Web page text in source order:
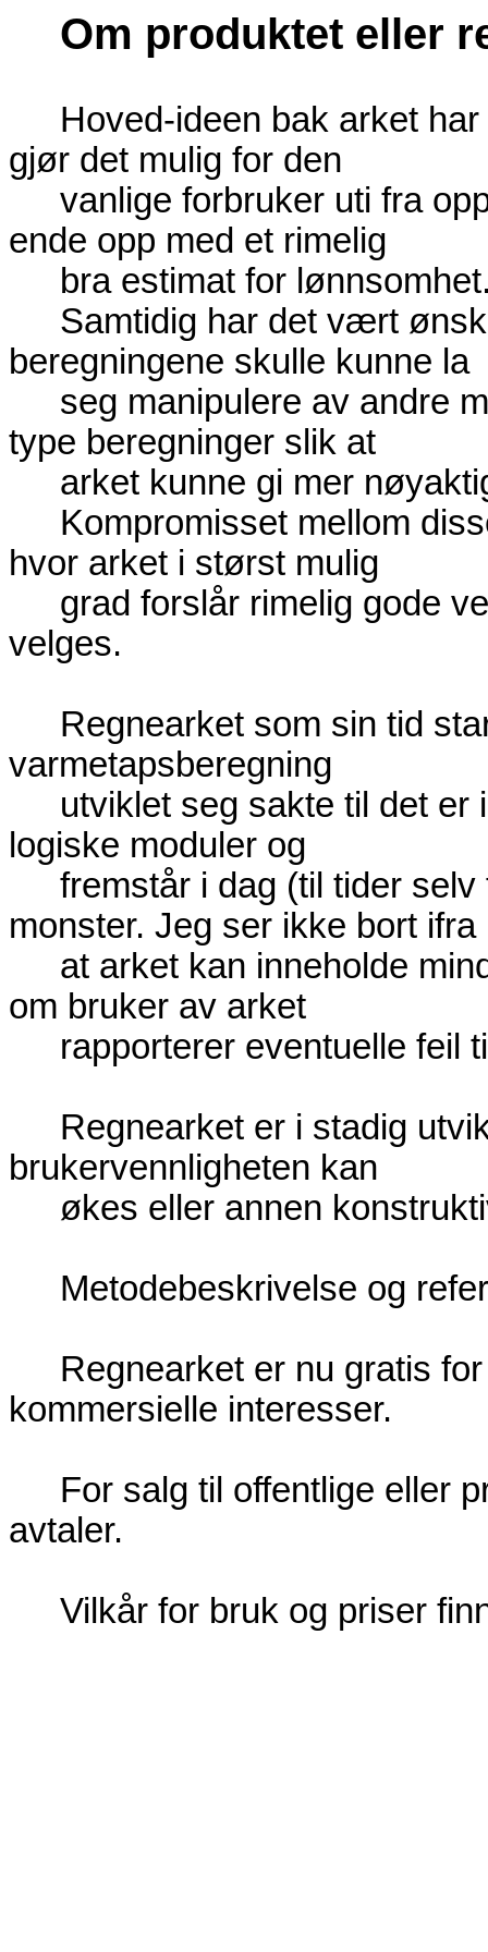
Om produktet eller
Hoved-ideen bak arket
gjør det mulig for den
vanlige forbruker uti fra
ende opp med et rimelig
bra estimat for
Samtidig har det vært
beregningene skulle kunne la
seg manipulere av andre
type beregninger slik at
arket kunne gi mer
Kompromisset mellom
hvor arket i størst mulig
grad forslår rimelig gode
velges.
Regnearket som sin tid
varmetapsberegning
utviklet seg sakte til det er
logiske moduler og
fremstår i dag (til tider
monster. Jeg ser ikke bort ifra
at arket kan inneholde
om bruker av arket
rapporterer eventuelle feil
Regnearket er i stadig
brukervennligheten kan
økes eller annen
Metodebeskrivelse og
Regnearket er nu gratis
kommersielle interesser.
For salg til offentlige eller
avtaler.
Vilkår for bruk og priser